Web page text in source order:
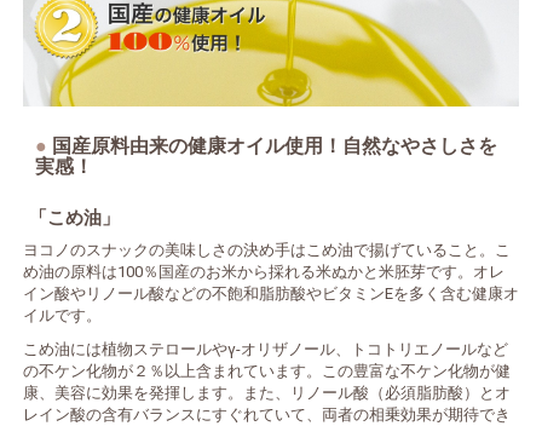
国産原料由来の健康オイル使用！自然なやさしさを
実感！
「こめ油」
ヨコノのスナックの美味しさの決め手はこめ油で揚げていること。こ
め油の原料は100％国産のお米から採れる米ぬかと米胚芽です。オレ
イン酸やリノール酸などの不飽和脂肪酸やビタミンEを多く含む健康オ
イルです。
こめ油には植物ステロールやγ-オリザノール、トコトリエノールなど
の不ケン化物が２％以上含まれています。この豊富な不ケン化物が健
康、美容に効果を発揮します。また、リノール酸（必須脂肪酸）とオ
レイン酸の含有バランスにすぐれていて、両者の相乗効果が期待でき